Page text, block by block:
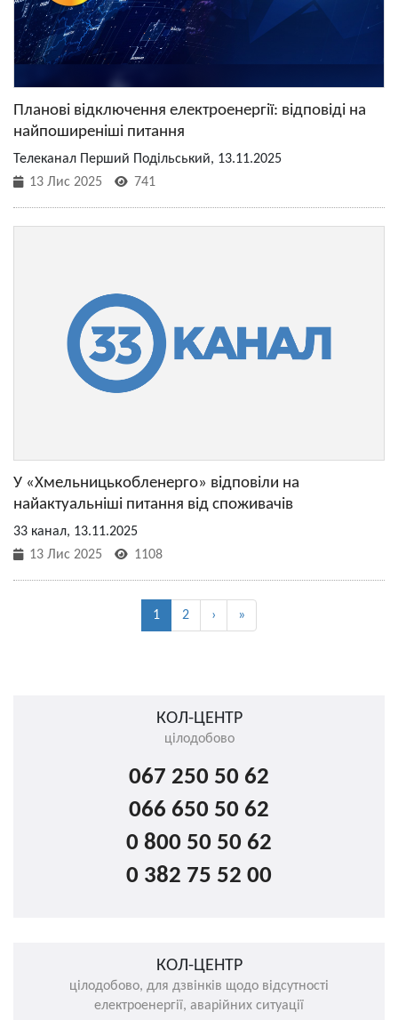
Планові відключення електроенергії: відповіді на
найпоширеніші питання
Телеканал Перший Подільський, 13.11.2025
13 Лис 2025
741
У «Хмельницькобленерго» відповіли на
найактуальніші питання від споживачів
33 канал, 13.11.2025
13 Лис 2025
1108
1 2 › »
КОЛ-ЦЕНТР
цілодобово
067 250 50 62
066 650 50 62
0 800 50 50 62
0 382 75 52 00
КОЛ-ЦЕНТР
цілодобово, для дзвінків щодо відсутності
електроенергії, аварійних ситуації